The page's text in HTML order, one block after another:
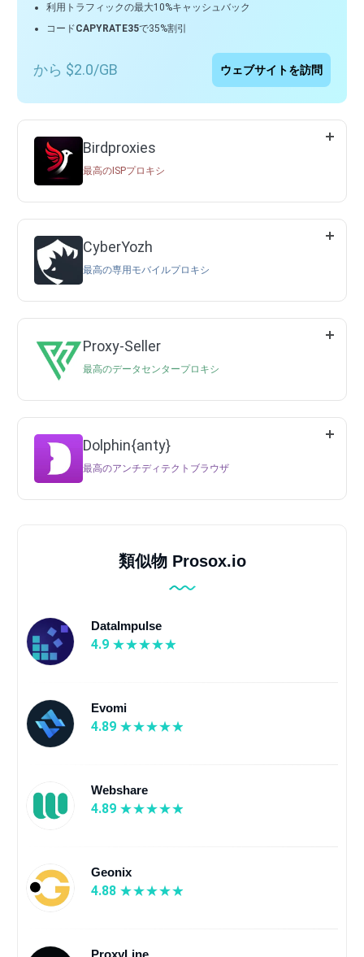
利用トラフィックの最大10%キャッシュバック
コードCAPYRATE35で35%割引
から $2.0/GB ウェブサイトを訪問
Birdproxies
最高のISPプロキシ
CyberYozh
最高の専用モバイルプロキシ
Proxy-Seller
最高のデータセンタープロキシ
Dolphin{anty}
最高のアンチディテクトブラウザ
類似物 Prosox.io
DataImpulse
4.9
Evomi
4.89
Webshare
4.89
Geonix
4.88
ProxyLine